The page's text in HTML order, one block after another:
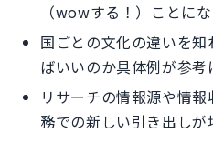
（wowする！）ことに
国ごとの文化の違いを
ばいいのか具体例が参考
リサーチの情報源や情
務での新しい引き出しが